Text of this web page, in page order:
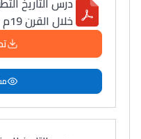
إلياس أريدال، إطار
فمنظّمة دولية
مهنة التّرجمة،
التّطوّعي، التّشبيك و
أشياء أخرى مع
سامورا
خلال القرن 19م – الأولى باكالوريا آداب